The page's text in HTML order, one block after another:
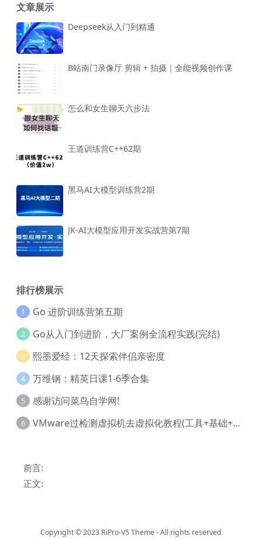
文章展示
Deepseek从入门到精通
B站南门录像厅 剪辑 + 拍摄｜全能视频创作课
怎么和女生聊天六步法
王道训练营C++62期
黑马AI大模型训练营2期
JK-AI大模型应用开发实战营第7期
排行榜展示
1 Go 进阶训练营第五期
2 Go从入门到进阶，大厂案例全流程实践(完结)
3 熙墨爱经：12天探索伴侣亲密度
4 万维钢：精英日课1-6季合集
5 感谢访问菜鸟自学网!
6 VMware过检测虚拟机去虚拟化教程(工具+基础+进阶)
前言:
正文:
Copyright © 2023 RiPro-V5 Theme- All rights reserved